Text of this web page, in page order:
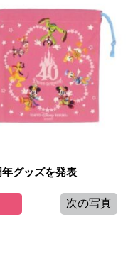
年グッズを発表
次の写真